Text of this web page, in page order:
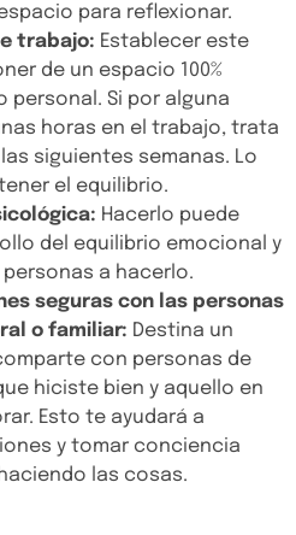
para reflexionar.
trabajo: Establecer este
de un espacio 100%
personal. Si por alguna
horas en el trabajo, trata
siguientes semanas. Lo
el equilibrio.
Hacerlo puede
del equilibrio emocional y
a hacerlo.
seguras con las personas
o familiar: Destina un
con personas de
hiciste bien y aquello en
Esto te ayudará a
y tomar conciencia
las cosas.